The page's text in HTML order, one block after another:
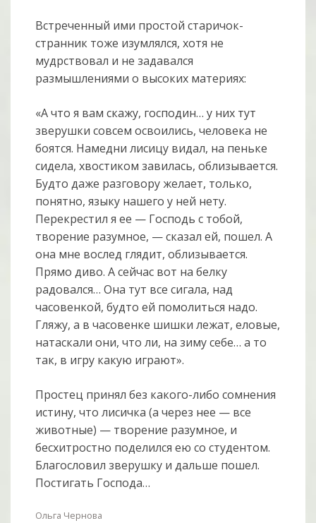
Встреченный ими простой старичок-
странник тоже изумлялся, хотя не
мудрствовал и не задавался
размышлениями о высоких материях:
«А что я вам скажу, господин… у них тут
зверушки совсем освоились, человека не
боятся. Намедни лисицу видал, на пеньке
сидела, хвостиком завилась, облизывается.
Будто даже разговору желает, только,
понятно, языку нашего у ней нету.
Перекрестил я ее — Господь с тобой,
творение разумное, — сказал ей, пошел. А
она мне вослед глядит, облизывается.
Прямо диво. А сейчас вот на белку
радовался… Она тут все сигала, над
часовенкой, будто ей помолиться надо.
Гляжу, а в часовенке шишки лежат, еловые,
натаскали они, что ли, на зиму себе… а то
так, в игру какую играют».
Простец принял без какого-либо сомнения
истину, что лисичка (а через нее — все
животные) — творение разумное, и
бесхитростно поделился ею со студентом.
Благословил зверушку и дальше пошел.
Постигать Господа…
Ольга Чернова